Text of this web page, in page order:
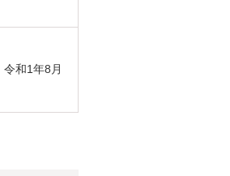
令和1年8月